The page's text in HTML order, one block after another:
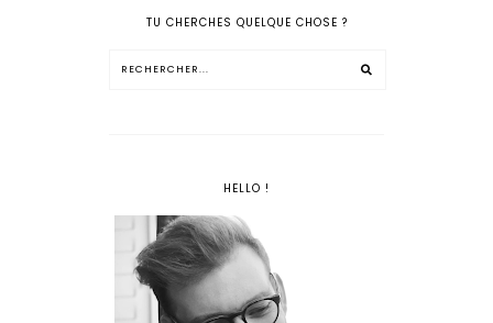
TU CHERCHES QUELQUE CHOSE ?
HELLO !